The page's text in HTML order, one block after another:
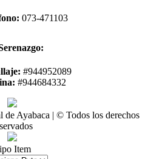
073-471103
#944952089
#944684332
Ayabaca | © Todos los derechos
Item